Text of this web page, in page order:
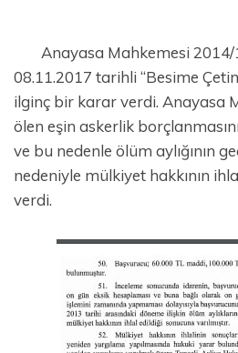
Anayasa Mahkemesi
08.11.2017 tarihli “Besime
ilginç bir karar verdi. Anayasa
ölen eşin askerlik
ve bu nedenle ölüm aylığının
nedeniyle mülkiyet hakkının
verdi.